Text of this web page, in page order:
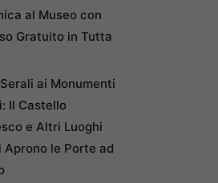
al Museo con
Gratuito in Tutta
ai Monumenti
Il Castello
e Altri Luoghi
Aprono le Porte ad